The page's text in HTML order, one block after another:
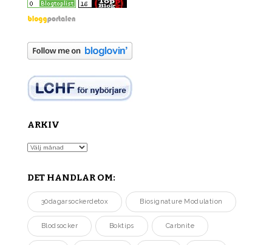
ARKIV
Arkiv
DET HANDLAR OM:
30dagarsockerdetox Biosignature Modulation
Blodsocker Boktips Carbnite